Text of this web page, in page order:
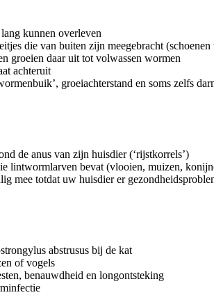
kunnen overleven
die van buiten zijn meegebracht (schoenen
groeien daar uit tot volwassen wormen
achteruit
groeiachterstand en soms zelfs
de anus van zijn huisdier (‘rijstkorrels’)
lintwormlarven bevat (vlooien, muizen,
mee totdat uw huisdier er
abstrusus bij de kat
of vogels
benauwdheid en longontsteking